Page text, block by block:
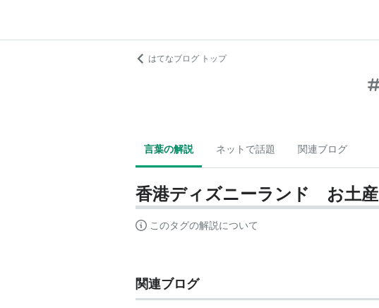
はてなブログ トップ
言葉の解説 ネットで話題 関連ブログ
香港ディズニーランド お土産
このタグの解説について
関連ブログ